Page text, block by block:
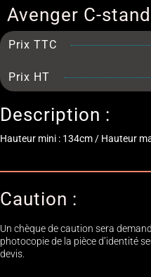
Avenger C-
Prix TTC
Prix HT
Description :
Hauteur mini : 134cm / Hauteur
Caution :
Un chèque de caution sera
photocopie de la pièce d’identité
devis.